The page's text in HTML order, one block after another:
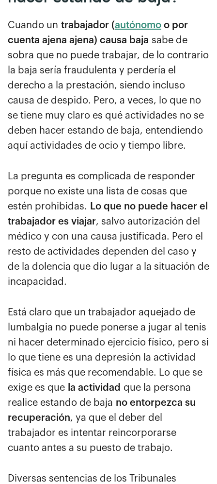
Cuando un trabajador (autónomo o por
cuenta ajena ajena) causa baja sabe de
sobra que no puede trabajar, de lo contrario
la baja sería fraudulenta y perdería el
derecho a la prestación, siendo incluso
causa de despido. Pero, a veces, lo que no
se tiene muy claro es qué actividades no se
deben hacer estando de baja, entendiendo
aquí actividades de ocio y tiempo libre.
La pregunta es complicada de responder
porque no existe una lista de cosas que
estén prohibidas. Lo que no puede hacer el
trabajador es viajar, salvo autorización del
médico y con una causa justificada. Pero el
resto de actividades dependen del caso y
de la dolencia que dio lugar a la situación de
incapacidad.
Está claro que un trabajador aquejado de
lumbalgia no puede ponerse a jugar al tenis
ni hacer determinado ejercicio físico, pero si
lo que tiene es una depresión la actividad
física es más que recomendable. Lo que se
exige es que la actividad que la persona
realice estando de baja no entorpezca su
recuperación, ya que el deber del
trabajador es intentar reincorporarse
cuanto antes a su puesto de trabajo.
Diversas sentencias de los Tribunales